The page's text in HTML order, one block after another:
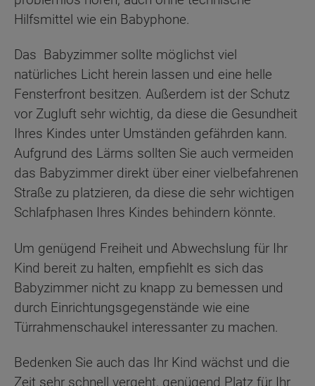
Hilfsmittel wie ein Babyphone.
Das Babyzimmer sollte möglichst viel
natürliches Licht herein lassen und eine helle
Fensterfront besitzen. Außerdem ist der Schutz
vor Zugluft sehr wichtig, da diese die Gesundheit
Ihres Kindes unter Umständen gefährden kann.
Aufgrund des Lärms sollten Sie auch vermeiden
das Babyzimmer direkt über einer vielbefahrenen
Straße zu platzieren, da diese die sehr wichtigen
Schlafphasen Ihres Kindes behindern könnte.
Um genügend Freiheit und Abwechslung für Ihr
Kind bereit zu halten, empfiehlt es sich das
Babyzimmer nicht zu knapp zu bemessen und
durch Einrichtungsgegenstände wie eine
Türrahmenschaukel interessanter zu machen.
Bedenken Sie auch das Ihr Kind wächst und die
Zeit sehr schnell vergeht, genügend Platz für Ihr